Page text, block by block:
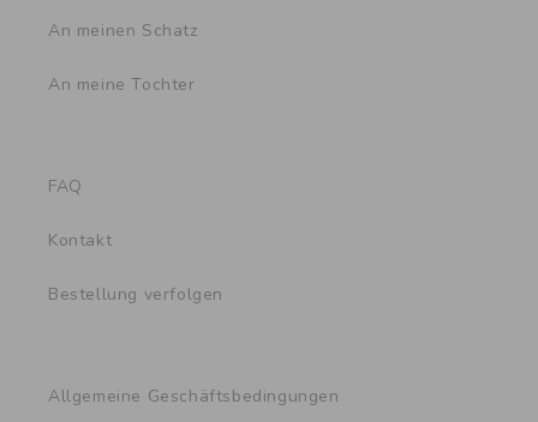
An meinen Schatz
An meine Tochter
FAQ
Kontakt
Bestellung verfolgen
Allgemeine Geschäftsbedingungen